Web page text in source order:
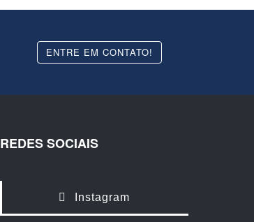
ENTRE EM CONTATO!
REDES SOCIAIS
Instagram